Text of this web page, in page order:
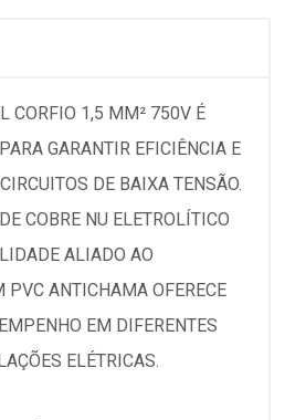
CORFIO 1,5 MM² 750V É
GARANTIR EFICIÊNCIA E
DE BAIXA TENSÃO.
COBRE NU ELETROLÍTICO
ALIADO AO
PVC ANTICHAMA OFERECE
EM DIFERENTES
ELÉTRICAS.